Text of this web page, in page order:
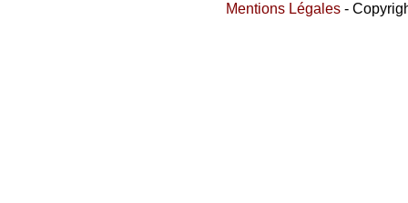
Mentions Légales -